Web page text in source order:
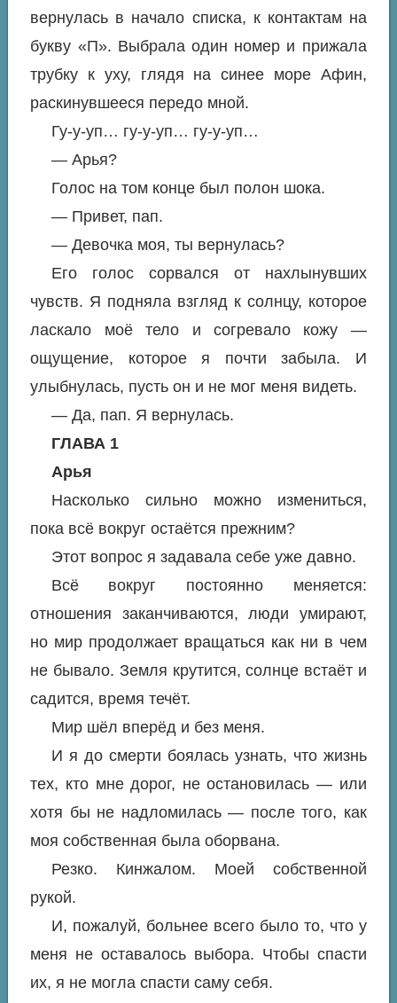
вернулась в начало списка, к контактам на
букву «П». Выбрала один номер и прижала
трубку к уху, глядя на синее море Афин,
раскинувшееся передо мной.
Гу-у-уп… гу-у-уп… гу-у-уп…
— Арья?
Голос на том конце был полон шока.
— Привет, пап.
— Девочка моя, ты вернулась?
Его голос сорвался от нахлынувших
чувств. Я подняла взгляд к солнцу, которое
ласкало моё тело и согревало кожу —
ощущение, которое я почти забыла. И
улыбнулась, пусть он и не мог меня видеть.
— Да, пап. Я вернулась.
ГЛАВА 1
Арья
Насколько сильно можно измениться,
пока всё вокруг остаётся прежним?
Этот вопрос я задавала себе уже давно.
Всё вокруг постоянно меняется:
отношения заканчиваются, люди умирают,
но мир продолжает вращаться как ни в чем
не бывало. Земля крутится, солнце встаёт и
садится, время течёт.
Мир шёл вперёд и без меня.
И я до смерти боялась узнать, что жизнь
тех, кто мне дорог, не остановилась — или
хотя бы не надломилась — после того, как
моя собственная была оборвана.
Резко. Кинжалом. Моей собственной
рукой.
И, пожалуй, больнее всего было то, что у
меня не оставалось выбора. Чтобы спасти
их, я не могла спасти саму себя.